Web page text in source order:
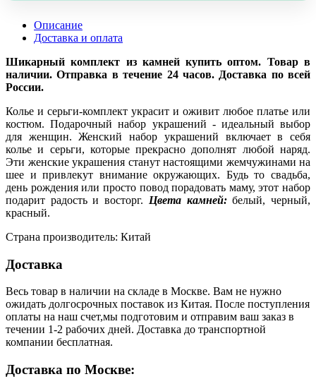
Описание
Доставка и оплата
Шикарный комплект из камней купить оптом. Товар в
наличии. Отправка в течение 24 часов. Доставка по всей
России.
Колье и серьги-комплект украсит и оживит любое платье или
костюм. Подарочный набор украшений - идеальный выбор
для женщин. Женский набор украшений включает в себя
колье и серьги, которые прекрасно дополнят любой наряд.
Эти женские украшения станут настоящими жемчужинами на
шее и привлекут внимание окружающих. Будь то свадьба,
день рождения или просто повод порадовать маму, этот набор
подарит радость и восторг. Цвета камней:белый, черный,
красный.
Страна производитель: Китай
Доставка
Весь товар в наличии на складе в Москве. Вам не нужно
ожидать долгосрочных поставок из Китая. После поступления
оплаты на наш счет,мы подготовим и отправим ваш заказ в
течении 1-2 рабочих дней. Доставка до транспортной
компании бесплатная.
Доставка по Москве: